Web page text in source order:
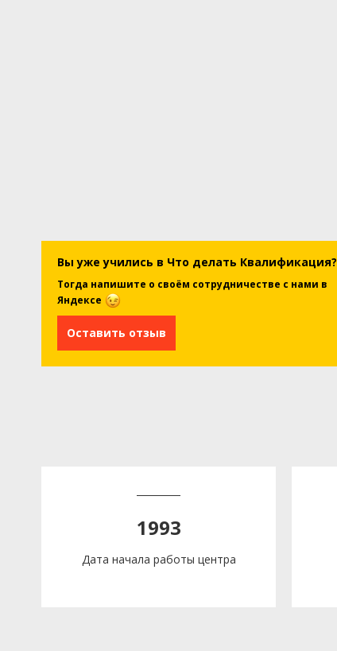
Вы уже учились в Что делать Квалификация?
Тогда напишите о своём сотрудничестве с нами в
Яндексе
Оставить отзыв
1993
Дата начала работы центра